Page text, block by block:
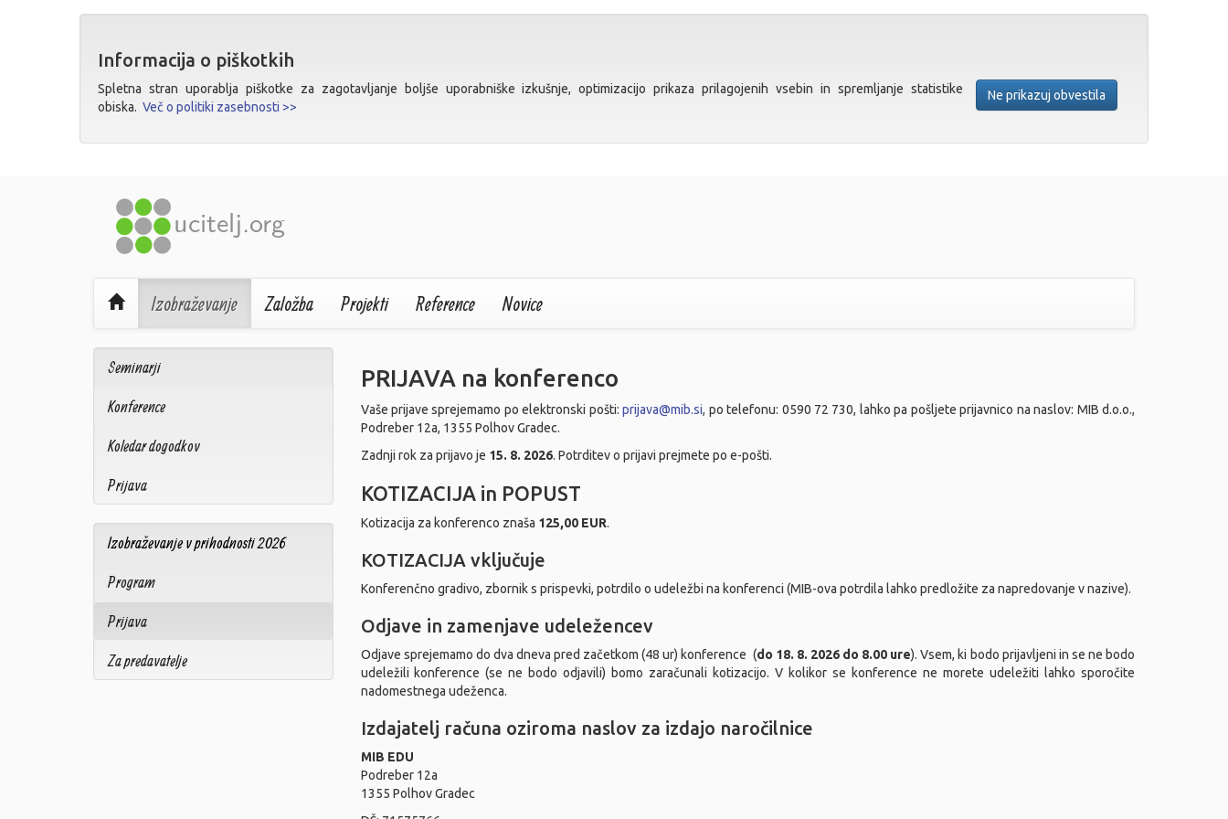
Informacija o piškotkih
Ne prikazuj obvestila
Spletna stran uporablja piškotke za zagotavljanje boljše uporabniške izkušnje, optimizacijo prikaza prilagojenih vsebin in spremljanje statistike
obiska. Več o politiki zasebnosti >>
Izobraževanje Založba Projekti Reference Novice
Seminarji
Konference
Koledar dogodkov
Prijava
Izobraževanje v prihodnosti 2026
Program
Prijava
Za predavatelje
PRIJAVA na konferenco
Vaše prijave sprejemamo po elektronski pošti:prijava@mib.si, po telefonu: 0590 72 730, lahko pa pošljete prijavnico na naslov: MIB d.o.o.,
Podreber 12a, 1355 Polhov Gradec.
Zadnji rok za prijavo je 15. 8. 2026. Potrditev o prijavi prejmete po e-pošti.
KOTIZACIJA in POPUST
Kotizacija za konferenco znaša 125,00 EUR.
KOTIZACIJA vključuje
Konferenčno gradivo, zbornik s prispevki, potrdilo o udeležbi na konferenci (MIB-ova potrdila lahko predložite za napredovanje v nazive).
Odjave in zamenjave udeležencev
Odjave sprejemamo do dva dneva pred začetkom (48 ur) konference (do 18. 8. 2026 do 8.00 ure). Vsem, ki bodo prijavljeni in se ne bodo
udeležili konference (se ne bodo odjavili) bomo zaračunali kotizacijo. V kolikor se konference ne morete udeležiti lahko sporočite
nadomestnega udeženca.
Izdajatelj računa oziroma naslov za izdajo naročilnice
MIB EDU
Podreber 12a
1355 Polhov Gradec